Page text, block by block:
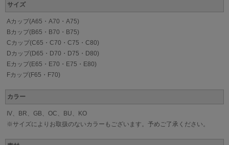
サイズ
Aカップ(A65・A70・A75)
Bカップ(B65・B70・B75)
Cカップ(C65・C70・C75・C80)
Dカップ(D65・D70・D75・D80)
Eカップ(E65・E70・E75・E80)
Fカップ(F65・F70)
カラー
IV、BR、GB、OC、BU、KO
※サイズによりお取扱のないカラーもございます。予めご了承ください。